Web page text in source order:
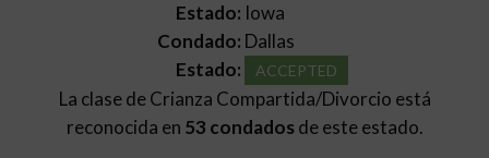
Estado: Iowa
Condado: Dallas
Estado:
ACCEPTED
La clase de Crianza Compartida/Divorcio está
reconocida en 53 condadosde este estado.